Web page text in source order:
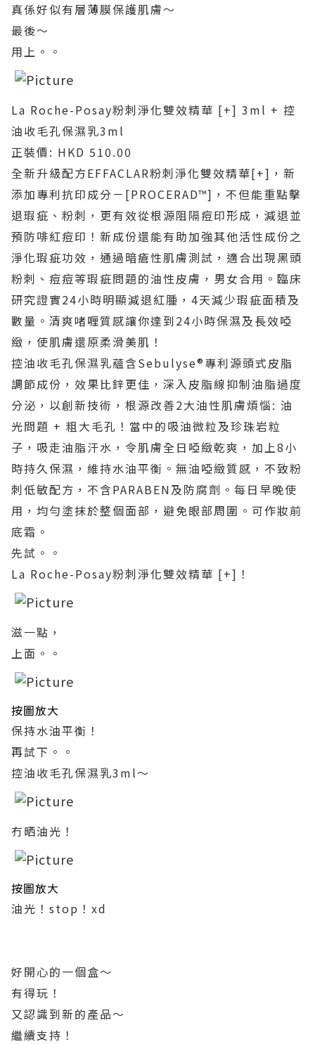
真係好似有層薄膜保護肌膚～
最後～
用上。。
La Roche-Posay粉刺淨化雙效精華 [+] 3ml + 控
油收毛孔保濕乳3ml
正裝價: HKD 510.00
全新升級配方EFFACLAR粉刺淨化雙效精華[+]，新
添加專利抗印成分－[PROCERAD™]，不但能重點擊
退瑕疵、粉刺，更有效從根源阻隔痘印形成，減退並
預防啡紅痘印！新成份還能有助加強其他活性成份之
淨化瑕疵功效，通過暗瘡性肌膚測試，適合出現黑頭
粉刺、痘痘等瑕疵問題的油性皮膚，男女合用。臨床
研究證實24小時明顯減退紅腫，4天減少瑕疵面積及
數量。清爽啫喱質感讓你達到24小時保濕及長效啞
緻，使肌膚還原柔滑美肌！
控油收毛孔保濕乳蘊含Sebulyse®專利源頭式皮脂
調節成份，效果比鋅更佳，深入皮脂線抑制油脂過度
分泌，以創新技術，根源改善2大油性肌膚煩惱: 油
光問題 + 粗大毛孔！當中的吸油微粒及珍珠岩粒
子，吸走油脂汗水，令肌膚全日啞緻乾爽，加上8小
時持久保濕，維持水油平衡。無油啞緻質感，不致粉
刺低敏配方，不含PARABEN及防腐劑。每日早晚使
用，均勻塗抹於整個面部，避免眼部周圍。可作妝前
底霜。
先試。。
La Roche-Posay粉刺淨化雙效精華 [+]！
滋一點，
上面。。
按圖放大
保持水油平衡！
再試下。。
控油收毛孔保濕乳3ml～
冇晒油光！
按圖放大
油光！stop！xd
好開心的一個盒～
有得玩！
又認識到新的產品～
繼續支持！